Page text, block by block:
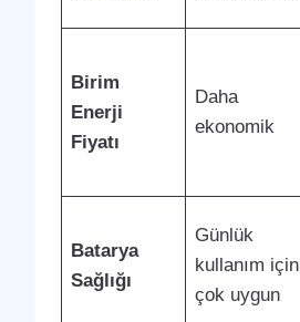
Birim
Enerji
Fiyatı
Daha
ekonomik
Batarya
Sağlığı
Günlük
kullanım için
çok uygun